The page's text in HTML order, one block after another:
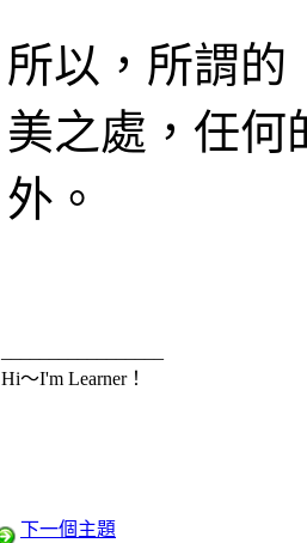
所以，所謂的
美之處，任何
外。
Hi～I'm Learner！
下一個主題